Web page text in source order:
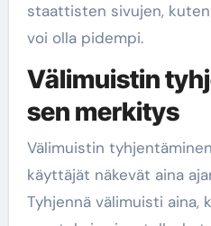
staattisten sivujen,
voi olla pidempi.
Välimuistin
sen merkitys
Välimuistin
käyttäjät näkevät aina
Tyhjennä välimuisti